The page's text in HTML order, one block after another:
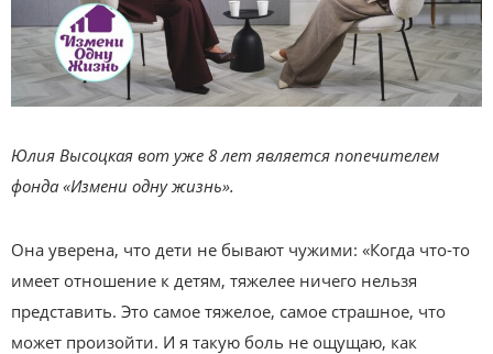
Юлия Высоцкая вот уже 8 лет является попечителем
фонда «Измени одну жизнь».
Она уверена, что дети не бывают чужими: «Когда что-то
имеет отношение к детям, тяжелее ничего нельзя
представить. Это самое тяжелое, самое страшное, что
может произойти. И я такую боль не ощущаю, как